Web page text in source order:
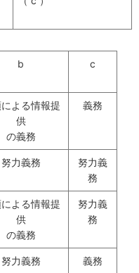
b c
よる情報提
供
の義務
義務
努力義務
努力義
務
よる情報提
供
の義務
努力義
務
努力義務 義務